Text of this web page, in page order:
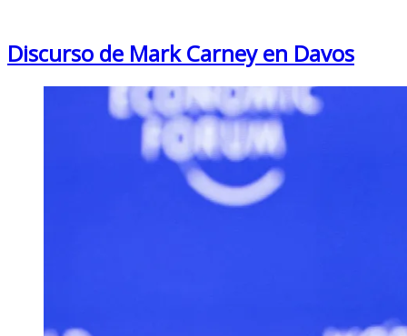
Discurso de Mark Carney en Davos